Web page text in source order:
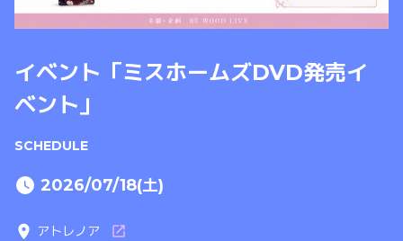
イベント「ミスホームズDVD発売イ
ベント」
SCHEDULE
2026/07/18(土)
アトレノア